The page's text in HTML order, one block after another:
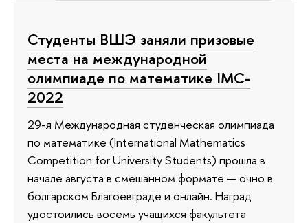
Студенты ВШЭ заняли призовые
места на международной
олимпиаде по математике IMC-
2022
29-я Международная студенческая олимпиада
по математике (International Mathematics
Competition for University Students) прошла в
начале августа в смешанном формате — очно в
болгарском Благоевграде и онлайн. Наград
удостоились восемь учащихся факультета